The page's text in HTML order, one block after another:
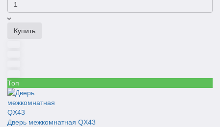
Купить
Топ
Дверь межкомнатная QX43